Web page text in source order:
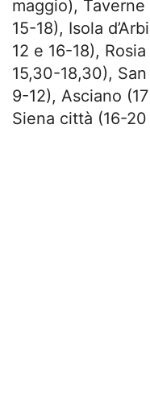
maggio), Taverne
15-18), Isola
12 e 16-18),
15,30-18,30),
9-12), Asciano
Siena città (16-